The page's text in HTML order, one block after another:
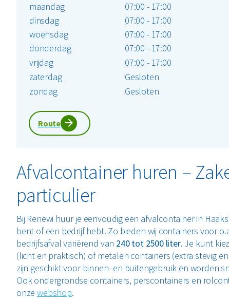
maandag
07:00 - 17:00
dinsdag
07:00 - 17:00
woensdag
07:00 - 17:00
donderdag
07:00 - 17:00
vrijdag
07:00 - 17:00
zaterdag
Gesloten
zondag
Gesloten
Route
Afvalcontainer huren –
particulier
Bij Renewi huur je eenvoudig een afvalcontainer in
bent of een bedrijf hebt. Zo bieden wij containers voor
bedrijfsafval variërend van 240 tot 2500 liter. Je kunt
(licht en praktisch) of metalen containers (extra stevig
zijn geschikt voor binnen- en buitengebruik en worden
Ook ondergrondse containers, perscontainers en
onzewebshop.